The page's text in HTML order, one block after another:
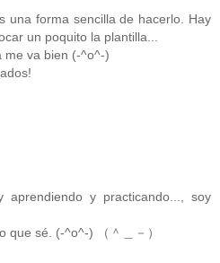
una forma sencilla de hacerlo. Hay
un poquito la plantilla...
me va bien (-^o^-)
aprendiendo y practicando..., soy
que sé. (-^o^-) （＾＿－）